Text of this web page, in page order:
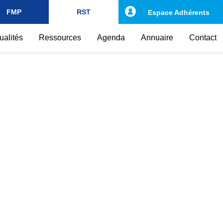
FMP RST
Ressources Agenda Annuaire Contact
Espace Adhérents